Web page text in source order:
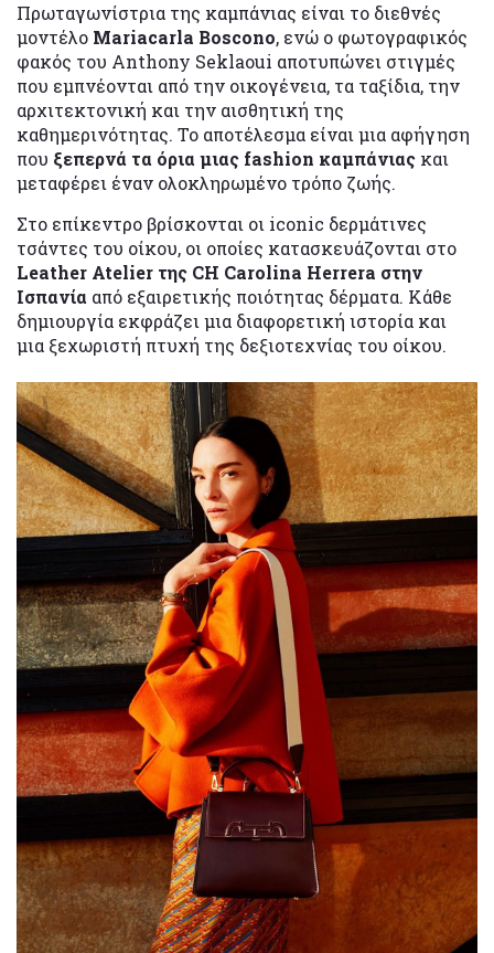
Πρωταγωνίστρια της καμπάνιας είναι το διεθνές
μοντέλο Mariacarla Boscono, ενώ ο φωτογραφικός
φακός του Anthony Seklaoui αποτυπώνει στιγμές
που εμπνέονται από την οικογένεια, τα ταξίδια, την
αρχιτεκτονική και την αισθητική της
καθημερινότητας. Το αποτέλεσμα είναι μια αφήγηση
που ξεπερνά τα όρια μιας fashion καμπάνιας και
μεταφέρει έναν ολοκληρωμένο τρόπο ζωής.
Στο επίκεντρο βρίσκονται οι iconic δερμάτινες
τσάντες του οίκου, οι οποίες κατασκευάζονται στο
Leather Atelier της CH Carolina Herrera στην
Ισπανία από εξαιρετικής ποιότητας δέρματα. Κάθε
δημιουργία εκφράζει μια διαφορετική ιστορία και
μια ξεχωριστή πτυχή της δεξιοτεχνίας του οίκου.